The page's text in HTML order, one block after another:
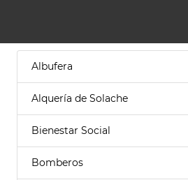
Albufera
Alquería de Solache
Bienestar Social
Bomberos